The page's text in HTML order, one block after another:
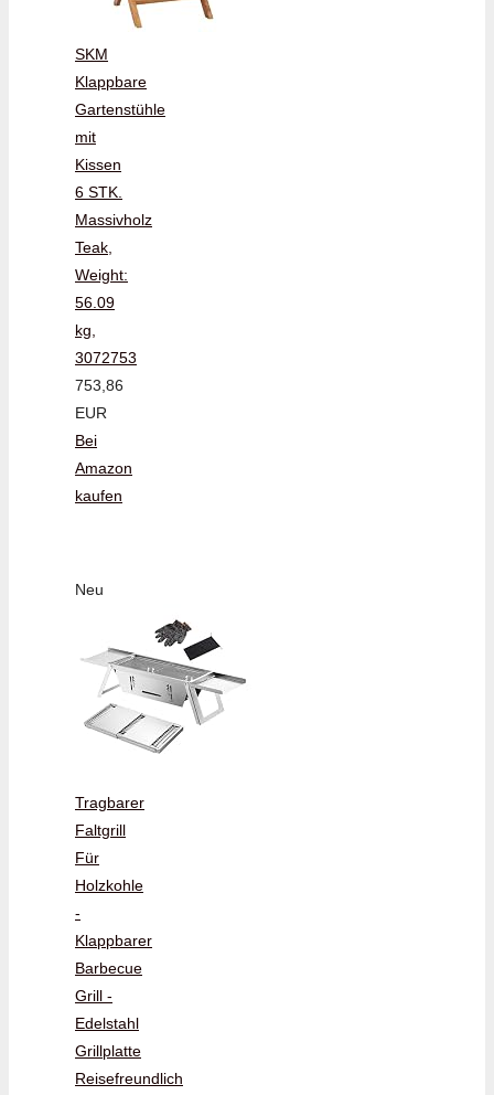
SKM
Klappbare
Gartenstühle
mit
Kissen
6 STK.
Massivholz
Teak,
Weight:
56.09
kg,
3072753
753,86
EUR
Bei
Amazon
kaufen
Neu
Tragbarer
Faltgrill
Für
Holzkohle
-
Klappbarer
Barbecue
Grill -
Edelstahl
Grillplatte
Reisefreundlich